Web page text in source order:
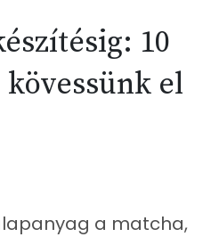
10
el
a matcha,